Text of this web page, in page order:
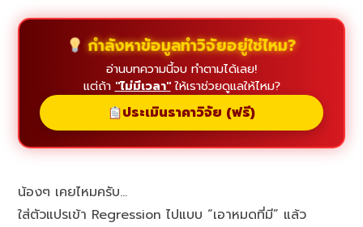
กำลังหาข้อมูลทำวิจัยอยู่ใช่ไหม?
อ่านบทความนี้จบ ทำตามได้เลย!
แต่ถ้า "ไม่มีเวลา"ให้เราช่วยดูแลให้ไหม?
ประเมินราคาวิจัย (ฟรี)
น้องๆ เคยไหมครับ…
ใส่ตัวแปรเข้า Regression ไปแบบ “เอาหมดที่มี” แล้ว